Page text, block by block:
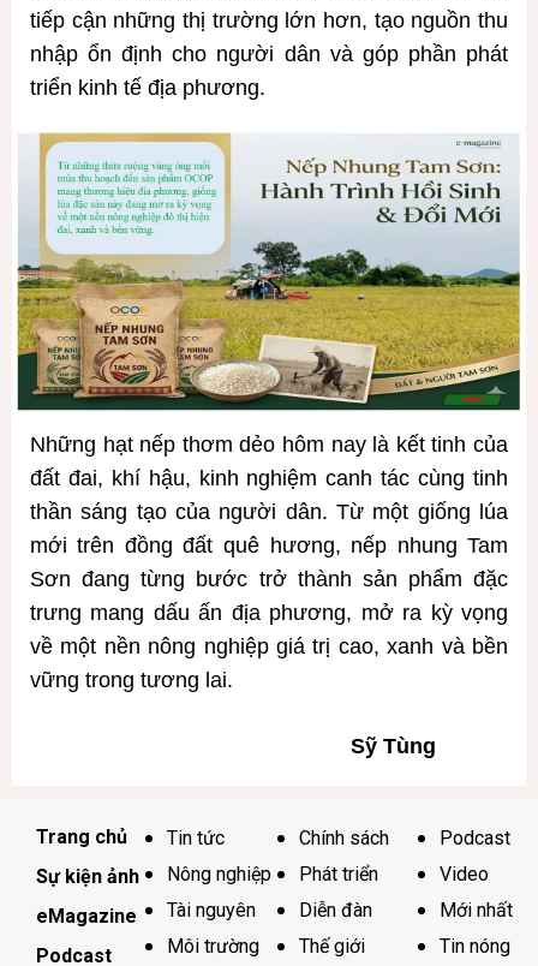
tiếp cận những thị trường lớn hơn, tạo nguồn thu
nhập ổn định cho người dân và góp phần phát
triển kinh tế địa phương.
Những hạt nếp thơm dẻo hôm nay là kết tinh của
đất đai, khí hậu, kinh nghiệm canh tác cùng tinh
thần sáng tạo của người dân. Từ một giống lúa
mới trên đồng đất quê hương, nếp nhung Tam
Sơn đang từng bước trở thành sản phẩm đặc
trưng mang dấu ấn địa phương, mở ra kỳ vọng
về một nền nông nghiệp giá trị cao, xanh và bền
vững trong tương lai.
Sỹ Tùng
Trang chủ
Sự kiện ảnh
eMagazine
Podcast
Tin tức
Nông nghiệp
Tài nguyên
Môi trường
Chính sách
Phát triển
Diễn đàn
Thế giới
Podcast
Video
Mới nhất
Tin nóng